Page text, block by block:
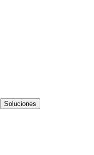
Soluciones